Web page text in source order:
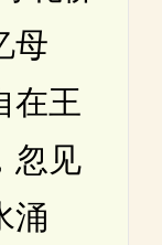
母
在王
忽见
涌